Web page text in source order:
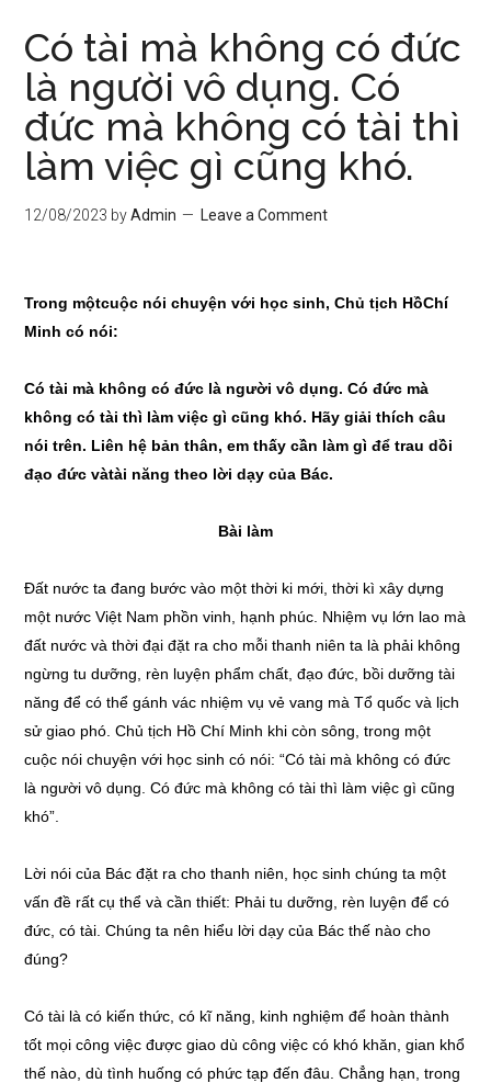
Có tài mà không có đức
là người vô dụng. Có
đức mà không có tài thì
làm việc gì cũng khó.
12/08/2023 byAdmin Leave a Comment
Trong mộtcuộc nói chuyện với học sinh, Chủ tịch HồChí
Minh có nói:
Có tài mà không có đức là người vô dụng. Có đức mà
không có tài thì làm việc gì cũng khó. Hãy giảithích câu
nói trên. Liên hệ bản thân, em thấy cần làm gì để trau dồi
đạo đức vàtài năng theo lời dạy của Bác.
Bài làm
Đất nước ta đang bước vào một thời ki mới, thời kì xây dựng
một nước Việt Nam phồn vinh, hạnh phúc. Nhiệm vụ lớn lao mà
đất nước và thời đại đặt ra cho mỗi thanh niên ta là phải không
ngừng tu dưỡng, rèn luyện phẩm chất, đạo đức, bồi dưỡng tài
năng để có thể gánh vác nhiệm vụ vẻ vang mà Tổ quốc và lịch
sử giao phó. Chủ tịch Hồ Chí Minh khi còn sông, trong một
cuộc nói chuyện với học sinh có nói: “Có tài mà không có đức
là người vô dụng. Có đức mà không có tài thì làm việc gì cũng
khó”.
Lời nói của Bác đặt ra cho thanh niên, học sinh chúng ta một
vấn đề rất cụ thể và cần thiết: Phải tu dưỡng, rèn luyện để có
đức, có tài. Chúng ta nên hiểu lời dạy của Bác thế nào cho
đúng?
Có tài là có kiến thức, có kĩ năng, kinh nghiệm để hoàn thành
tốt mọi công việc được giao dù công việc có khó khăn, gian khổ
thế nào, dù tình huống có phức tạp đến đâu. Chẳng hạn, trong